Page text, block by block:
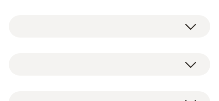
1 x waterproof surface probe (TC type T) with